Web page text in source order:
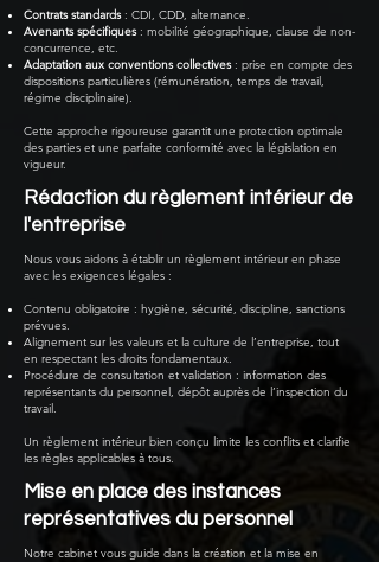
Contrats standards: CDI, CDD, alternance.
Avenants spécifiques: mobilité géographique, clause de non-
concurrence, etc.
Adaptation aux conventions collectives: prise en compte des
dispositions particulières (rémunération, temps de travail,
régime disciplinaire).
Cette approche rigoureuse garantit une protection optimale
des parties et une parfaite conformité avec la législation en
vigueur.
Rédaction du règlement intérieur de
l'entreprise
Nous vous aidons à établir un règlement intérieur en phase
avec les exigences légales :
Contenu obligatoire : hygiène, sécurité, discipline, sanctions
prévues.
Alignement sur les valeurs et la culture de l’entreprise, tout
en respectant les droits fondamentaux.
Procédure de consultation et validation : information des
représentants du personnel, dépôt auprès de l’inspection du
travail.
Un règlement intérieur bien conçu limite les conflits et clarifie
les règles applicables à tous.
Mise en place des instances
représentatives du personnel
Notre cabinet vous guide dans la création et la mise en